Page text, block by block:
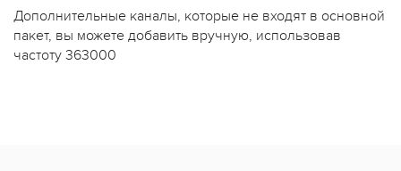
Дополнительные каналы, которые не входят в основной
пакет, вы можете добавить вручную, использовав
частоту 363000